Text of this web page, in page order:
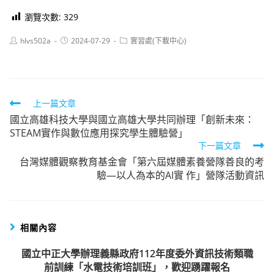
瀏覽次數: 329
Posthlvs502a
Post2024-07-29
Post實習處(下載中心)
Read
more
articles
上一篇文章
國立高雄科技大學與國立高雄大學共同辦理「創新未來：
STEAM實作與數位應用探究學生體驗營」
下一篇文章
台灣媒體觀察教育基金會「第六屆媒體素養營隊善良的考
驗—以人為本的AI實 作」營隊活動資訊
相關內容
國立中正大學辦理義縣政府112年度委外資訊技術類職
前訓練「水電技術培訓班」，歡迎踴躍報名